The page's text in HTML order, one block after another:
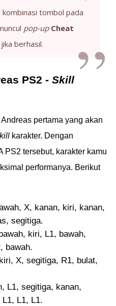
kombinasi tombol pada
pop-up Cheat
jika berhasil.
PS2 - Skill
pertama yang akan
karakter. Dengan
PS2 tersebut, karakter kamu
performanya. Berikut
X, kanan, kiri, kanan,
segitiga.
bawah, kiri, L1, bawah,
bawah.
X, segitiga, R1, bulat,
L1, segitiga, kanan,
L1, L1.